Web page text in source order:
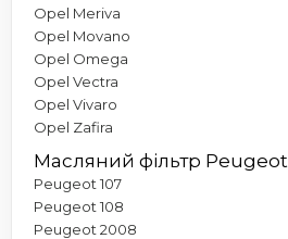
Opel Meriva
Opel Movano
Opel Omega
Opel Vectra
Opel Vivaro
Opel Zafira
Масляний фільтр Peugeot
Peugeot 107
Peugeot 108
Peugeot 2008